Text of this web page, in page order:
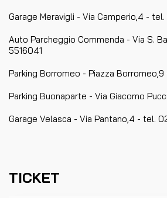
Garage Meravigli - Via Camperio,4 -
Auto Parcheggio Commenda - Via S.
5516041
Parking Borromeo - Piazza
Parking Buonaparte - Via Giacomo
Garage Velasca - Via Pantano,4 - tel.
TICKET